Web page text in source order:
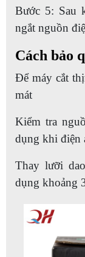
Bước 5: Sau
ngắt nguồn
Cách bảo
Để máy cắt
mát
Kiểm tra
dụng khi điện
Thay lưỡi
dụng khoảng